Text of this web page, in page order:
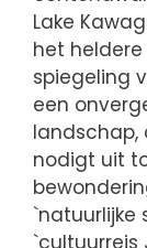
Lake
het
spiegeling
een
landschap,
nodigt uit
`natuurlijke
`cultuurreis